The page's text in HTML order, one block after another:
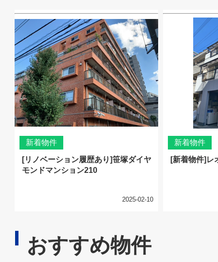
新着物件
[リノベーション履歴あり]笹塚ダイヤ
モンドマンション210
2025-02-10
新着物件
[新着物件]レ
おすすめ物件